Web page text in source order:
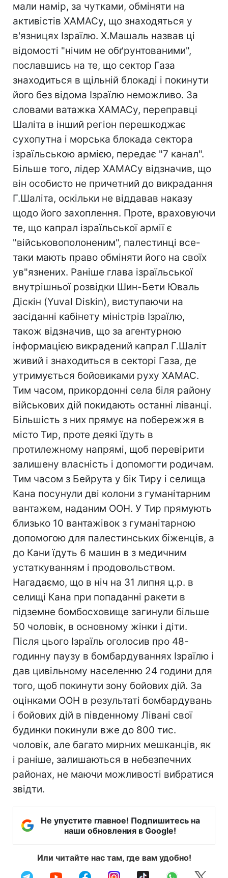
мали намір, за чутками, обміняти на
активістів ХАМАСу, що знаходяться у
в'язницях Ізраїлю. Х.Машаль назвав ці
відомості "нічим не обґрунтованими",
пославшись на те, що сектор Газа
знаходиться в щільній блокаді і покинути
його без відома Ізраїлю неможливо. За
словами ватажка ХАМАСу, переправці
Шаліта в інший регіон перешкоджає
сухопутна і морська блокада сектора
ізраїльською армією, передає "7 канал".
Більше того, лідер ХАМАСу відзначив, що
він особисто не причетний до викрадання
Г.Шаліта, оскільки не віддавав наказу
щодо його захоплення. Проте, враховуючи
те, що капрал ізраїльської армії є
"військовополоненим", палестинці все-
таки мають право обміняти його на своїх
ув"язнених. Раніше глава ізраїльської
внутрішньої розвідки Шин-Бети Юваль
Діскін (Yuval Diskin), виступаючи на
засіданні кабінету міністрів Ізраїлю,
також відзначив, що за агентурною
інформацією викрадений капрал Г.Шаліт
живий і знаходиться в секторі Газа, де
утримується бойовиками руху ХАМАС.
Тим часом, прикордонні села біля району
військових дій покидають останні ліванці.
Більшість з них прямує на побережжя в
місто Тир, проте деякі їдуть в
протилежному напрямі, щоб перевірити
залишену власність і допомогти родичам.
Тим часом з Бейрута у бік Тиру і селища
Кана посунули дві колони з гуманітарним
вантажем, наданим ООН. У Тир прямують
близько 10 вантажівок з гуманітарною
допомогою для палестинських біженців, а
до Кани їдуть 6 машин в з медичним
устаткуванням і продовольством.
Нагадаємо, що в ніч на 31 липня ц.р. в
селищі Кана при попаданні ракети в
підземне бомбосховище загинули більше
50 чоловік, в основному жінки і діти.
Після цього Ізраїль оголосив про 48-
годинну паузу в бомбардуваннях Ізраїлю і
дав цивільному населенню 24 години для
того, щоб покинути зону бойових дій. За
оцінками ООН в результаті бомбардувань
і бойових дій в південному Лівані свої
будинки покинули вже до 800 тис.
чоловік, але багато мирних мешканців, як
і раніше, залишаються в небезпечних
районах, не маючи можливості вибратися
звідти.
Не упустите главное! Подпишитесь на
наши обновления в Google!
Или читайте нас там, где вам удобно!